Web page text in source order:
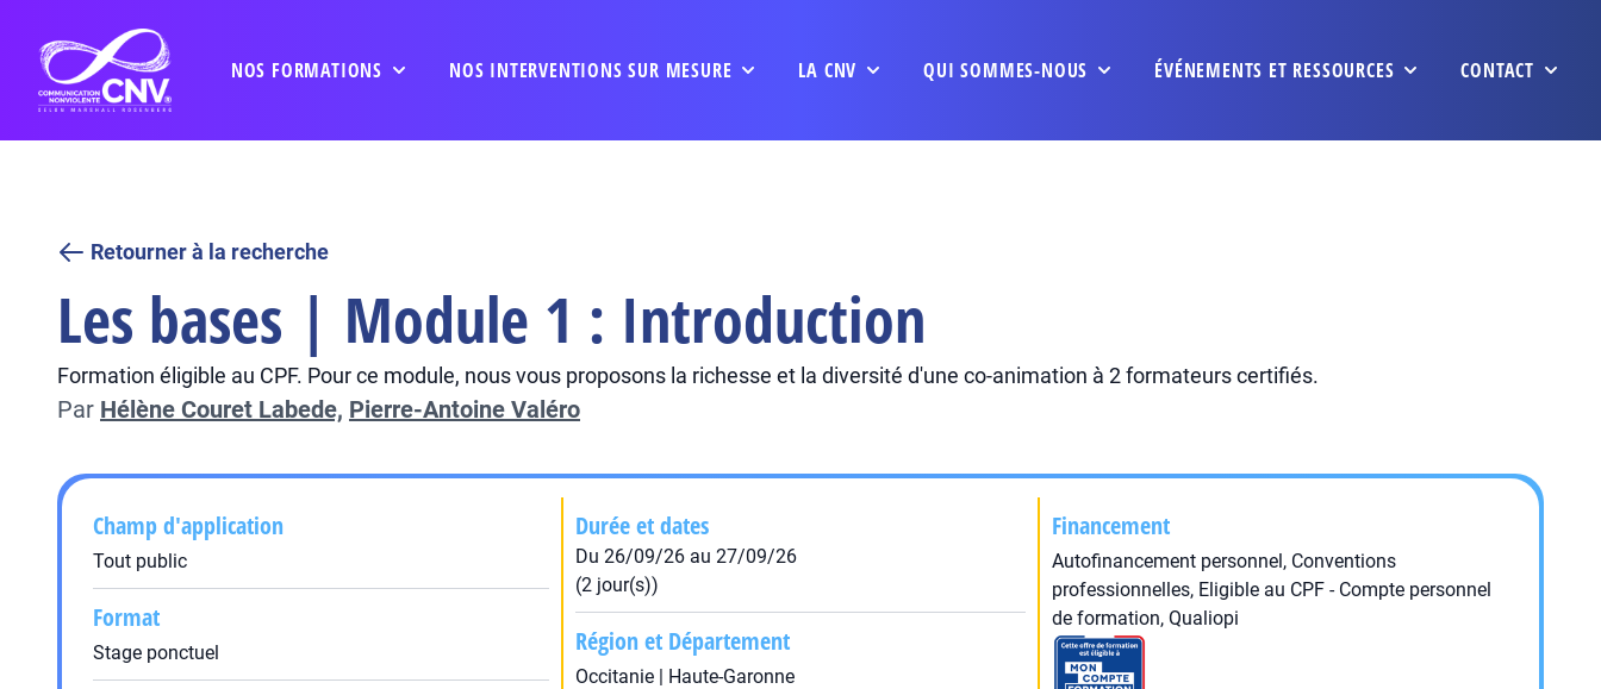
NOS FORMATIONS NOS INTERVENTIONS SUR MESURE LA CNV QUI SOMMES-NOUS ÉVÉNEMENTS ET RESSOURCES CONTACT
Retourner à la recherche
Les bases | Module 1 : Introduction
Formation éligible au CPF. Pour ce module, nous vous proposons la richesse et la diversité d'une co-animation à 2 formateurs certifiés.
Par Hélène Couret Labede, Pierre-Antoine Valéro
Champ d'application
Tout public
Format
Stage ponctuel
Durée et dates
Du 26/09/26 au 27/09/26
(2 jour(s))
Région et Département
Occitanie | Haute-Garonne
Financement
Autofinancement personnel, Conventions
professionnelles, Eligible au CPF - Compte personnel
de formation, Qualiopi